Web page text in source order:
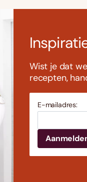
Wist je dat
recepten,
E-mailadres: